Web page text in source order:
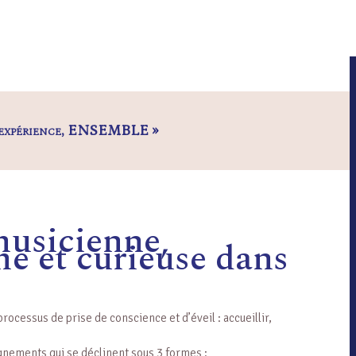
ENSEMBLE »
et curieuse dans
de prise de conscience et d’éveil : accueillir,
qui se déclinent sous 3 formes :